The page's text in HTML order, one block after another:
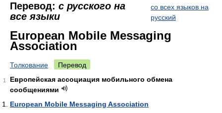
Перевод: с русского на
все языки
со всех языков на
русский
European Mobile Messaging
Association
Толкование Перевод
1
Европейская ассоциация мобильного обмена
сообщениями
European Mobile Messaging Association